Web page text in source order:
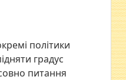
політики
градус
питання